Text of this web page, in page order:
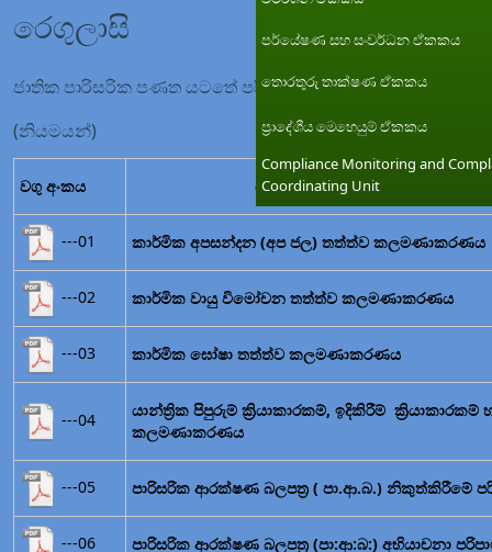
පර්යේෂණ සහ සංවර්ධන ඒකකය
තොරතුරු තාක්ෂණ ඒකකය
ප්‍රාදේශීය මෙහෙයුම් ඒකකය
Compliance Monitoring and
Coordinating Unit
රෙගුලාසි
ජාතික පාරිසරික පණත යටතේ පරිසර කලමණාකරණය සඳහා
(නියමයන්)
වගු අංකය සාරාංශය
---01 කාර්මික අපසන්දන (අප ජල) තත්ත්ව කලමණාකරණය
---02 කාර්මික වායු විමෝචන තත්ත්ව කලමණාකරණය
---03 කාර්මික ඝෝෂා තත්ත්ව කලමණාකරණය
---04
යාන්ත්‍රික පිපුරුම් ක්‍රියාකාරකම්, ඉදිකිරීම්
කලමණාකරණය
---05 පාරිසරික ආරක්ෂණ බලපත්‍ර ( පා.ආ.බ.) නිකුත්කිරීමේ
---06 පාරිසරික ආරක්ෂණ බලපත්‍ර (පා:ආ:බ:) අභියාචනා